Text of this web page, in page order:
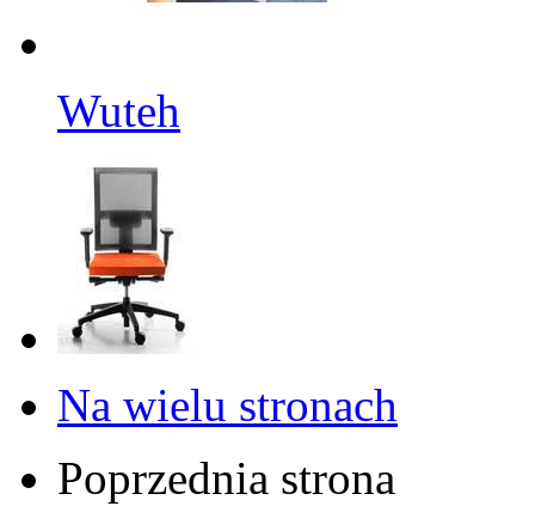
Wuteh
Na wielu stronach
Poprzednia strona